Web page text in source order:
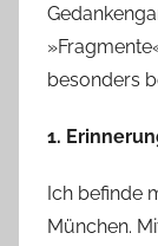
besonders
1.
Ich befinde
München.